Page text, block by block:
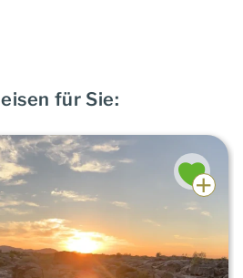
für Sie: